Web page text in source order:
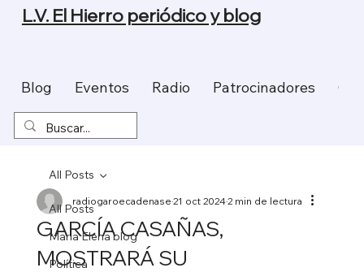
Blog Eventos Radio Patrocinadores
L.V. El Hierro periódico y blog
All Posts
Maria Elena blog
Política
All Posts
GARCÍA CASAÑAS,
MOSTRARÁ SU
radiogaroecadenase21 oct 20242 min de lectura